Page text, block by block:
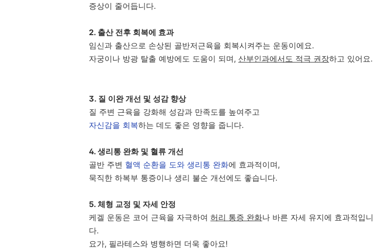
증상이 줄어듭니다.
2. 출산 전후 회복에 효과
임신과 출산으로 손상된 골반저근육을 회복시켜주는 운동이에요.
자궁이나 방광 탈출 예방에도 도움이 되며, 산부인과에서도 적극 권장하고 있어요.
3. 질 이완 개선 및 성감 향상
질 주변 근육을 강화해 성감과 만족도를 높여주고
자신감을 회복하는 데도 좋은 영향을 줍니다.
4. 생리통 완화 및 혈류 개선
골반 주변 혈액 순환을 도와 생리통 완화에 효과적이며,
묵직한 하복부 통증이나 생리 불순 개선에도 좋습니다.
5. 체형 교정 및 자세 안정
케겔 운동은 코어 근육을 자극하여 허리 통증 완화나 바른 자세 유지에 효과적입니
다.
요가, 필라테스와 병행하면 더욱 좋아요!